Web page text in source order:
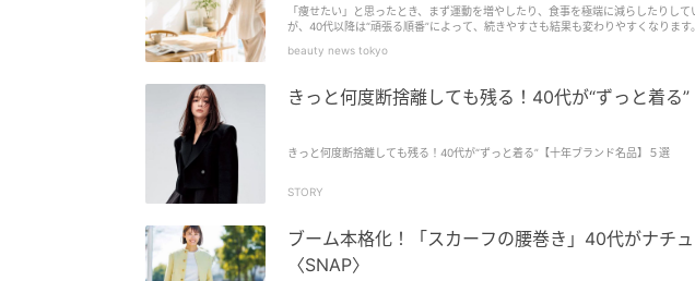
「痩せたい」と思ったとき、まず運動を増やしたり、食事を極端に減らしたりし
が、40代以降は“頑張る順番”によって、続きやすさも結果も変わりやすくなりま
beauty news tokyo
きっと何度断捨離しても残る！40代が“ずっと着る
きっと何度断捨離しても残る！40代が“ずっと着る”【十年ブランド名品】５選
STORY
ブーム本格化！「スカーフの腰巻き」40代がナチ
〈SNAP〉